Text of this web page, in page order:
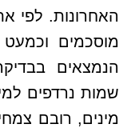
הנמצאים
מינים, רובם